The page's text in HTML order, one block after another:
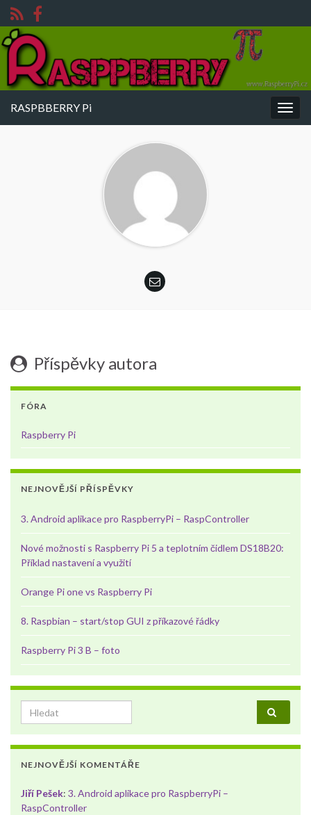
RASPBBERRY Pi
Příspěvky autora
FÓRA
Raspberry Pi
NEJNOVĚJŠÍ PŘÍSPĚVKY
3. Android aplikace pro RaspberryPi – RaspController
Nové možnosti s Raspberry Pi 5 a teplotním čidlem DS18B20:
Příklad nastavení a využití
Orange Pi one vs Raspberry Pi
8. Raspbian – start/stop GUI z příkazové řádky
Raspberry Pi 3 B – foto
Search for:
NEJNOVĚJŠÍ KOMENTÁŘE
Jiří Pešek: 3. Android aplikace pro RaspberryPi –
RaspController